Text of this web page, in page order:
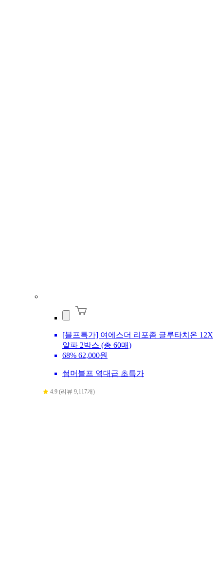
[블프특가] 여에스더 리포좀 글루타치온 12X
알파 2박스 (총 60매)
68% 62,000원
썸머블프 역대급 초특가
4.9 (리뷰 9,117개)